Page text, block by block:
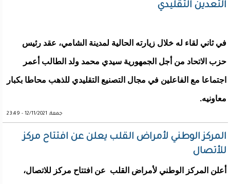
التعدين التقليدي
في ثاني لقاء له خلال زيارته الحالية لمدينة الشامي، عقد رئيس
حزب الاتحاد من أجل الجمهورية سيدي محمد ولد الطالب أعمر
اجتماعا مع الفاعلين في مجال التصنيع التقليدي للذهب محاطا بكبار
معاونيه.
جمعة, 12/11/2021 - 23:49
المركز الوطني لأمراض القلب يعلن عن افتتاح مركز
للأتصال
أعلن المركز الوطني لأمراض القلب عن افتتاح مركز للاتصال،